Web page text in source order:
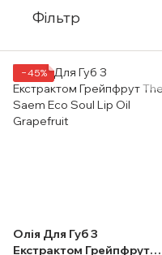
Фільтр
−45%
Олія Для Губ З
Екстрактом Грейпфрут